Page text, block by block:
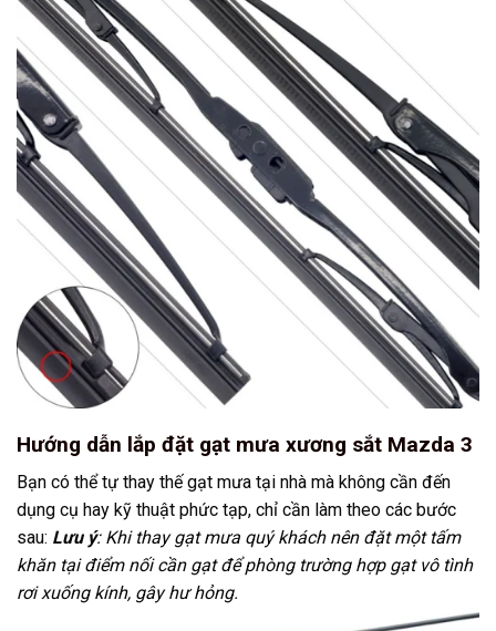
Hướng dẫn lắp đặt gạt mưa xương sắt Mazda 3
Bạn có thể tự thay thế gạt mưa tại nhà mà không cần đến
dụng cụ hay kỹ thuật phức tạp, chỉ cần làm theo các bước
sau: Lưu ý: Khi thay gạt mưa quý khách nên đặt một tấm
khăn tại điểm nối cần gạt để phòng trường hợp gạt vô tình
rơi xuống kính, gây hư hỏng.